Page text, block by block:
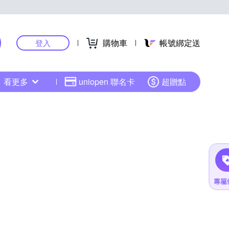
登入 購物車 帳號綁定送
看更多 uniopen 聯名卡 超贈點